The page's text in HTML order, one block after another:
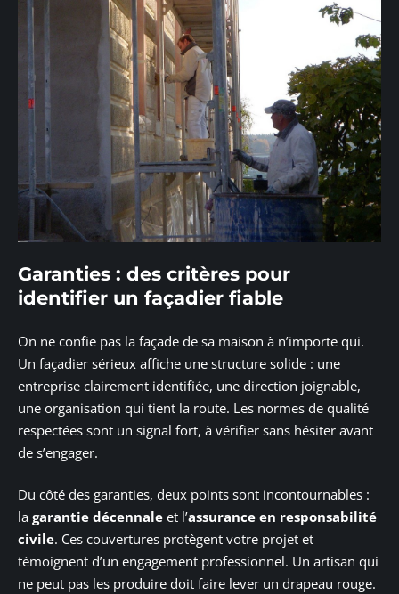
Garanties : des critères pour
identifier un façadier fiable
On ne confie pas la façade de sa maison à n’importe qui.
Un façadier sérieux affiche une structure solide : une
entreprise clairement identifiée, une direction joignable,
une organisation qui tient la route. Les normes de qualité
respectées sont un signal fort, à vérifier sans hésiter avant
de s’engager.
Du côté des garanties, deux points sont incontournables :
la garantie décennale et l’assurance en responsabilité
civile. Ces couvertures protègent votre projet et
témoignent d’un engagement professionnel. Un artisan qui
ne peut pas les produire doit faire lever un drapeau rouge.